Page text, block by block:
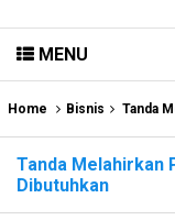
MENU
Home Bisnis Tanda
Tanda Melahirkan
Dibutuhkan